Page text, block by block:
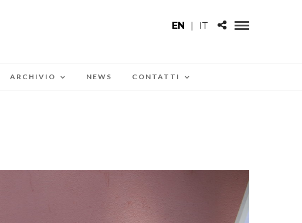
EN | IT
ARCHIVIO NEWS CONTATTI